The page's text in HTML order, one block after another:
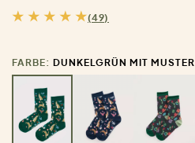
(49)
FARBE: DUNKELGRÜN MIT MUSTER